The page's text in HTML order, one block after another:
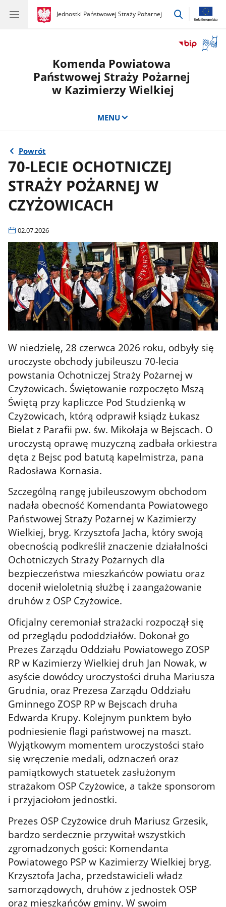
gov.pl
Jednostki Państwowej Straży Pożarnej
gov.pl
Jednostki
przejdź
okno
Komenda Powiatowa
Państwowej Straży Pożarnej
w Kazimierzy Wielkiej
MENU
Powrót
70-LECIE OCHOTNICZEJ
STRAŻY POŻARNEJ W
CZYŻOWICACH
02.07.2026
W niedzielę, 28 czerwca 2026 roku, odbyły się
uroczyste obchody jubileuszu 70-lecia
powstania Ochotniczej Straży Pożarnej w
Czyżowicach. Świętowanie rozpoczęto Mszą
Świętą przy kapliczce Pod Studzienką w
Czyżowicach, którą odprawił ksiądz Łukasz
Bielat z Parafii pw. św. Mikołaja w Bejscach. O
uroczystą oprawę muzyczną zadbała orkiestra
dęta z Bejsc pod batutą kapelmistrza, pana
Radosława Kornasia.
Szczególną rangę jubileuszowym obchodom
nadała obecność Komendanta Powiatowego
Państwowej Straży Pożarnej w Kazimierzy
Wielkiej, bryg. Krzysztofa Jacha, który swoją
obecnością podkreślił znaczenie działalności
Ochotniczych Straży Pożarnych dla
bezpieczeństwa mieszkańców powiatu oraz
docenił wieloletnią służbę i zaangażowanie
druhów z OSP Czyżowice.
Oficjalny ceremoniał strażacki rozpoczął się
od przeglądu pododdziałów. Dokonał go
Prezes Zarządu Oddziału Powiatowego ZOSP
RP w Kazimierzy Wielkiej druh Jan Nowak, w
asyście dowódcy uroczystości druha Mariusza
Grudnia, oraz Prezesa Zarządu Oddziału
Gminnego ZOSP RP w Bejscach druha
Edwarda Krupy. Kolejnym punktem było
podniesienie flagi państwowej na maszt.
Wyjątkowym momentem uroczystości stało
się wręczenie medali, odznaczeń oraz
pamiątkowych statuetek zasłużonym
strażakom OSP Czyżowice, a także sponsorom
i przyjaciołom jednostki.
Prezes OSP Czyżowice druh Mariusz Grzesik,
bardzo serdecznie przywitał wszystkich
zgromadzonych gości: Komendanta
Powiatowego PSP w Kazimierzy Wielkiej bryg.
Krzysztofa Jacha, przedstawicieli władz
samorządowych, druhów z jednostek OSP
oraz mieszkańców gminy. W swoim